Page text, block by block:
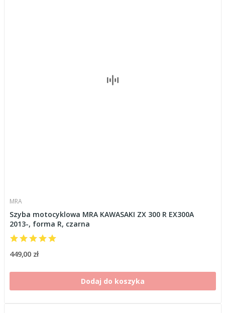
MRA
Szyba motocyklowa MRA KAWASAKI ZX 300 R EX300A
2013-, forma R, czarna
449,00 zł
Dodaj do koszyka